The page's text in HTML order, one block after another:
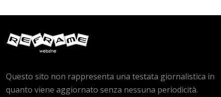
Questo sito non rappresenta una testata giornalistica in
quanto viene aggiornato senza nessuna periodicità.